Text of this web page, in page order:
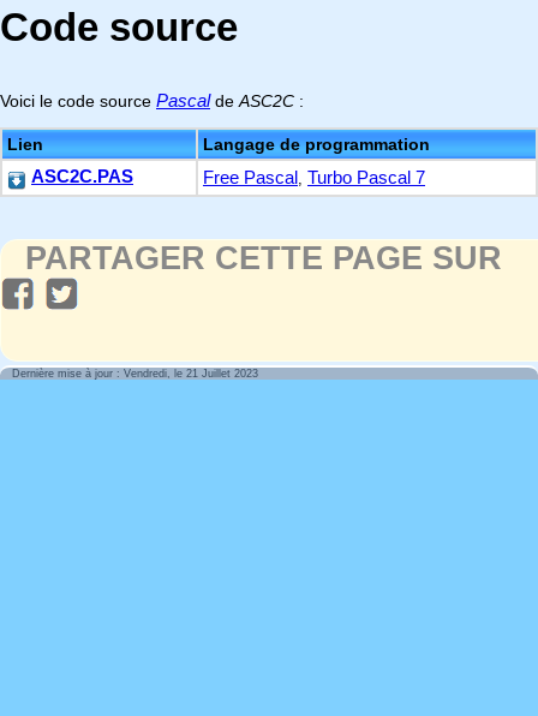
Code source
Voici le code source Pascalde ASC2C :
Lien Langage de programmation
ASC2C.PAS Free Pascal, Turbo Pascal 7
PARTAGER CETTE PAGE SUR
Dernière mise à jour : Vendredi, le 21 Juillet 2023